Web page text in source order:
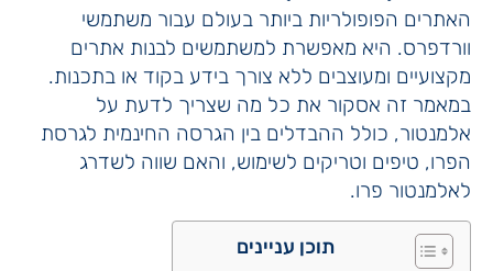
האתרים הפופולריות ביותר בעולם עבור משתמשי
וורדפרס. היא מאפשרת למשתמשים לבנות אתרים
מקצועיים ומעוצבים ללא צורך בידע בקוד או בתכנות.
במאמר זה אסקור את כל מה שצריך לדעת על
אלמנטור, כולל ההבדלים בין הגרסה החינמית לגרסת
הפרו, טיפים וטריקים לשימוש, והאם שווה לשדרג
לאלמנטור פרו.
תוכן עניינים